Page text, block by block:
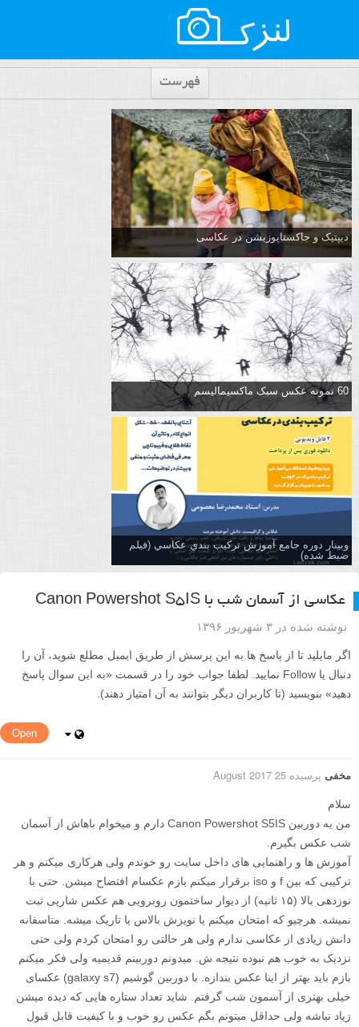
فهرست
دیپتیک و جاکستا‌پوزیشن در عکاسی
60 نمونه عکس سبک ماکسیمالیسم
وبینار دوره جامع آموزش تركيب بندي عكاسي (فیلم
ضبط شده)
عکاسی از آسمان شب با Canon Powershot S5IS
نوشته شده در ۳ شهریور ۱۳۹۶
اگر مایلید تا از پاسخ ها به این پرسش از طریق ایمیل مطلع شوید، آن را
دنبال یا Follow نمایید. لطفا جواب خود را در قسمت «به این سوال پاسخ
دهید» بنویسید (تا کاربران دیگر بتوانند به آن امتیاز دهند).
Open
مخفی پرسیده 25 August 2017
سلام
من یه دوربین Canon Powershot S5IS دارم و میخوام باهاش از آسمان
شب عکس بگیرم.
آموزش ها و راهنمایی های داخل سایت رو خوندم ولی هرکاری میکنم و هر
ترکیبی که بین f و iso برقرار میکنم بازم عکسام افتضاح میشن. حتی با
نوزدهی بالا (۱۵ ثانیه) از دیوار ساختمون روبرویی هم عکس شارپی ثبت
نمیشه. هرچیو که امتحان میکنم یا نویزش بالاس یا تاریک میشه. متاسفانه
دانش زیادی از عکاسی ندارم ولی هر حالتی رو امتحان کردم ولی حتی
نزدیک به خوب هم نبوده نتیجه ش. میدونم دوربینم قدیمیه ولی فکر میکنم
بازم باید بهتر از اینا عکس بندازه. با دوربین گوشیم (galaxy s7) عکسای
خیلی بهتری از آسمون شب گرفتم. شاید تعداد ستاره هایی که دیده میشن
زیاد نباشه ولی حداقل میتونم بگم عکس رو خوب و با کیفیت قابل قبول